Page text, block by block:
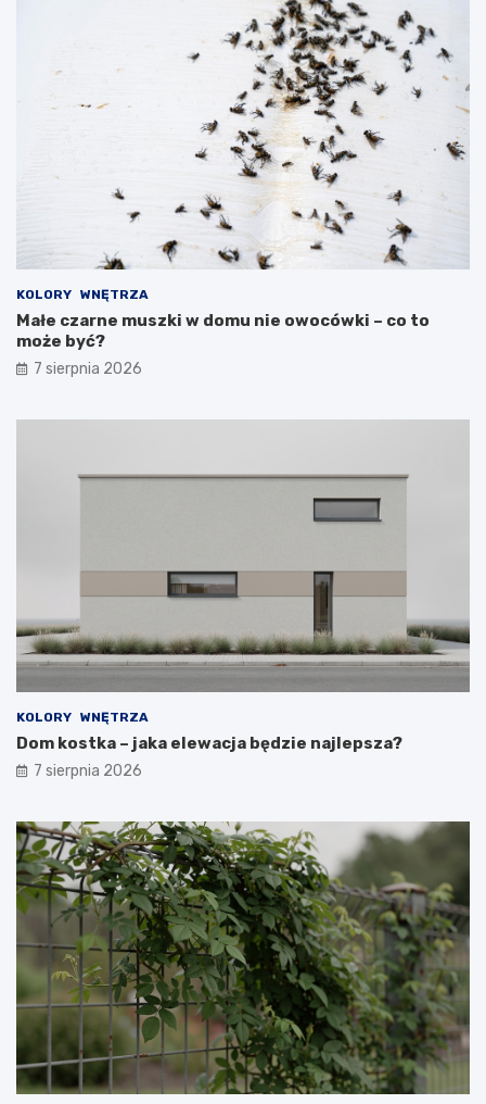
KOLORY WNĘTRZA
Małe czarne muszki w domu nie owocówki – co to
może być?
7 sierpnia 2026
KOLORY WNĘTRZA
Dom kostka – jaka elewacja będzie najlepsza?
7 sierpnia 2026